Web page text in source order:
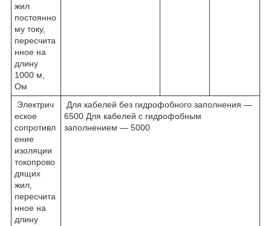
жил
постоянно
му току,
пересчита
нное на
длину
1000 м,
Ом
Электрич
еское
сопротивл
ение
изоляции
токопрово
дящих
жил,
пересчита
нное на
длину
Для кабелей без гидрофобного заполнения —
6500 Для кабелей с гидрофобным
заполнением — 5000